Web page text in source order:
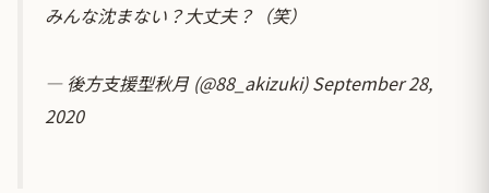
みんな沈まない？大丈夫？（笑）
— 後方支援型秋月 (@88_akizuki)September 28,
2020